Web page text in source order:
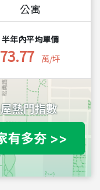
公寓
半年內平均單價
73.77 萬/坪